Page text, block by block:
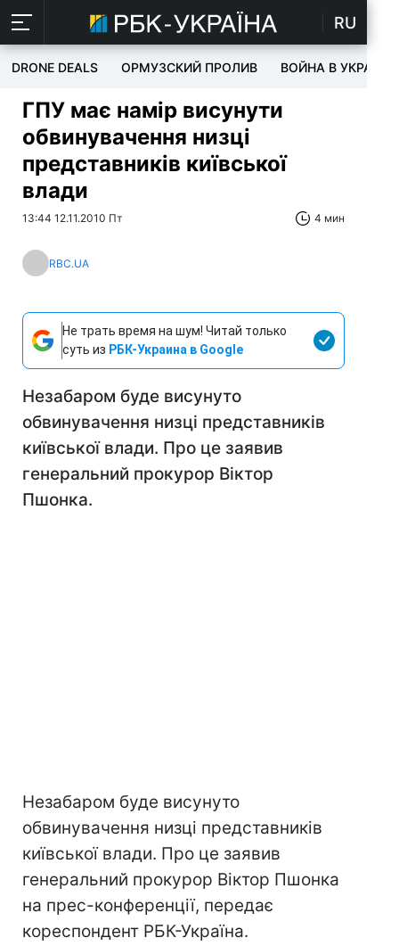
RU
DRONE DEALS ОРМУЗСКИЙ ПРОЛИВ ВОЙНА В УКРАИНЕ
ГПУ має намір висунути
обвинувачення низці
представників київської
влади
13:44 12.11.2010 Пт 4 мин
RBC.UA
Не трать время на шум! Читай только
суть из РБК-Украина в Google
Незабаром буде висунуто
обвинувачення низці представників
київської влади. Про це заявив
генеральний прокурор Віктор
Пшонка.
Незабаром буде висунуто
обвинувачення низці представників
київської влади. Про це заявив
генеральний прокурор Віктор Пшонка
на прес-конференції, передає
кореспондент РБК-Україна.